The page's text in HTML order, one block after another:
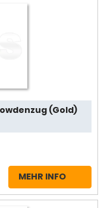
(Gold)
MEHR INFO